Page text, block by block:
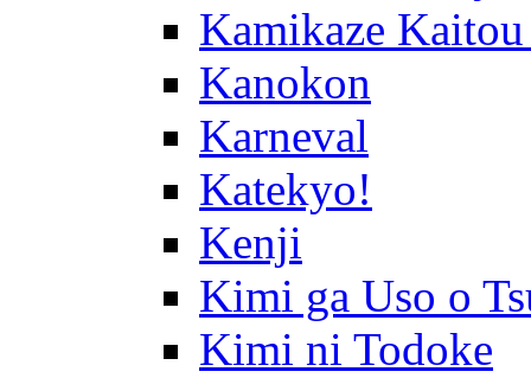
Kamikaze Kaitou
Kanokon
Karneval
Katekyo!
Kenji
Kimi ga Uso o
Kimi ni Todoke